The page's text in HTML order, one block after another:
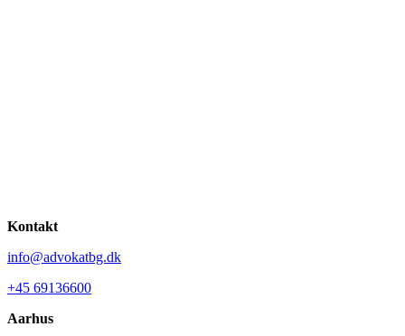
Kontakt
info@advokatbg.dk
+45 69136600
Aarhus